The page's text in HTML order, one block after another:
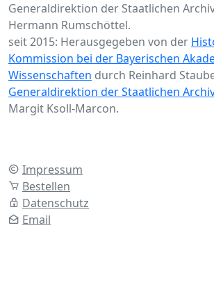
Generaldirektion der Staatlichen
Hermann Rumschöttel.
seit 2015: Herausgegeben von der
Kommission bei der Bayerischen
Wissenschaften durch Reinhard
Generaldirektion der Staatlichen
Margit Ksoll-Marcon.
Impressum
Bestellen
Datenschutz
Email